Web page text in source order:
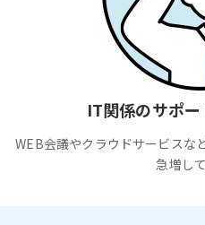
IT関係のサポ
WEB会議やクラウドサービスな
急増し